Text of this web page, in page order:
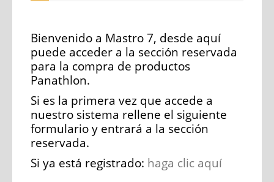
Bienvenido a Mastro 7, desde aquí
puede acceder a la sección reservada
para la compra de productos
Panathlon.
Si es la primera vez que accede a
nuestro sistema rellene el siguiente
formulario y entrará a la sección
reservada.
Si ya está registrado: haga clic aquí